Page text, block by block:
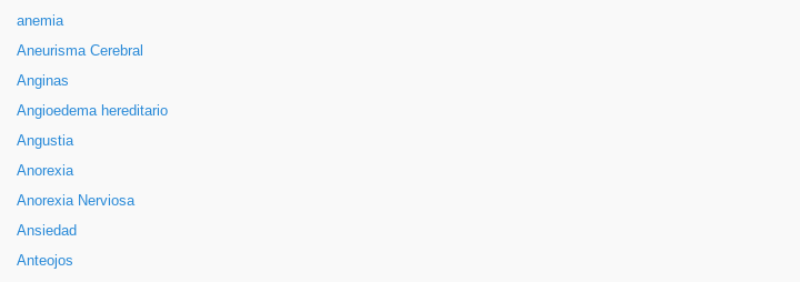
anemia
Aneurisma Cerebral
Anginas
Angioedema hereditario
Angustia
Anorexia
Anorexia Nerviosa
Ansiedad
Anteojos